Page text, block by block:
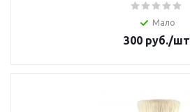
Мало
300 руб./шт